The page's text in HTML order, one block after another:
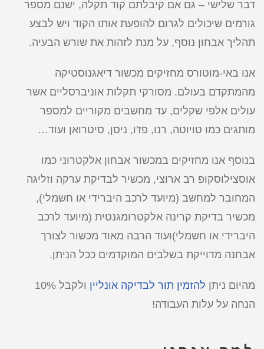
דבר שלישי – גם אם קיבלתם קוד תקלה, ישנם מספר
גורמים שיכולים לגרום להופעת אותו הקוד ויש לבצע
תהליך אבחון נוסף, על מנת לזהות את שורש הבעיה.
אנו באי-מוטורס מחזיקים מכשור דיאגנוסטיקה
מהמתקדם בעולם. מסורקי תקלות אוניברסליים אשר
עולים אלפי שקלים, עד מחשבים מקוריים למספר
מותגים כמו טויוטה, רנו, פז'ו, ניסן, סיטרואן ועוד…
בנוסף אנו מחזיקים במכשור אבחון אלקטרוני כמו
אוסצילוסקופ רב ארוצי, מכשיר לבדיקת ערקה וזליגה
המחובר למחשב (מיועד לרכב היברידי או חשמלי),
מכשיר בדיקת קרינה אלקטרומגנטית (מיועד לרכב
היברידי או חשמלי)ועוד הרבה מאוד מכשור לצורך
אבחנה מדוייקת בשלבים המוקדמים ככל הניתן.
מהיום ניתן להזמין תור לבדיקה אונליין
ולקבל 10%
הנחה על עלות העבודה!